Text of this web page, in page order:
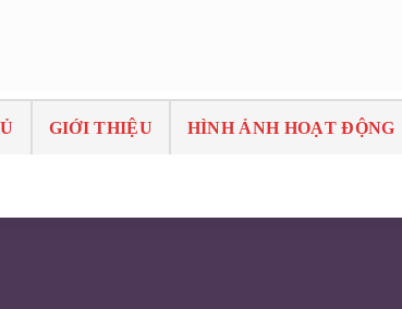
GIỚI THIỆU HÌNH ẢNH HOẠT ĐỘNG